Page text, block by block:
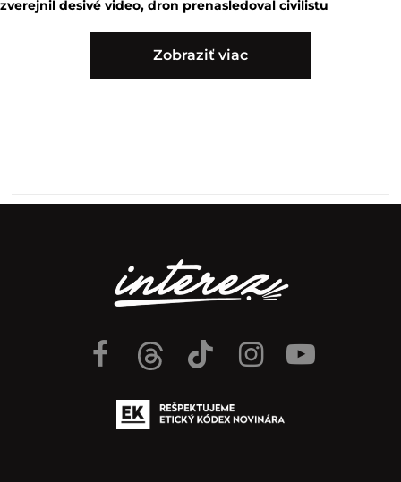
zverejnil desivé video, dron prenasledoval civilistu
Zobraziť viac